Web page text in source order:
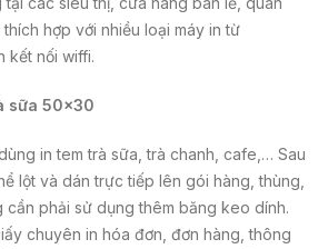
hợp với nhiều loại máy in từ
kết nối wiffi.
sữa 50×30
in tem trà sữa, trà chanh, cafe,… Sau
lột và dán trực tiếp lên gói hàng, thùng,
cần phải sử dụng thêm băng keo dính.
chuyên in hóa đơn, đơn hàng, thông